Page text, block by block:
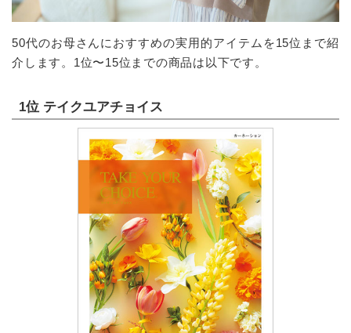
50代のお母さんにおすすめの実用的アイテムを15位まで紹
介します。1位〜15位までの商品は以下です。
1位 テイクユアチョイス